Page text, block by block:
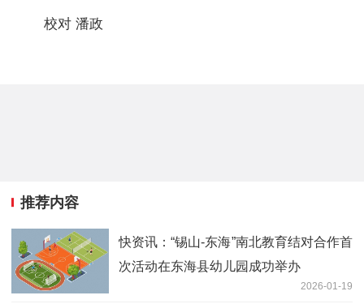
校对 潘政
推荐内容
快资讯：“锡山-东海”南北教育结对合作首
次活动在东海县幼儿园成功举办
2026-01-19